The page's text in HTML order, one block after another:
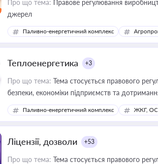
Про що тема: Правове регулювання
джерел
Паливно-енергетичний комплекс
Теплоенергетика +3
Про що тема: Тема стосується правового
безпеки, економіки підприємств та
Паливно-енергетичний комплекс ЖКГ,
Ліцензії, дозволи +53
Про що тема: Тема стосується правового